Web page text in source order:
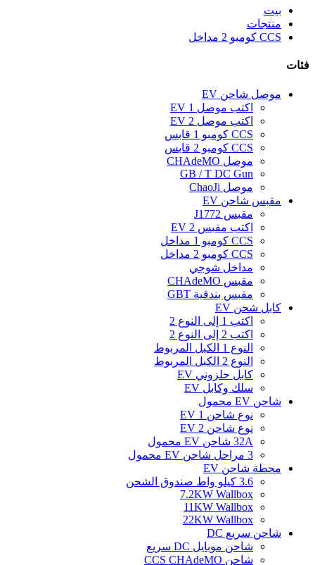
بيت
منتجات
CCS كومبو 2 مداخل
فئات
موصل شاحن EV
اكتب موصل 1 EV
اكتب موصل 2 EV
CCS كومبو 1 قابس
CCS كومبو 2 قابس
موصل CHAdeMO
GB / T DC Gun
موصل ChaoJi
مقبس شاحن EV
مقبس J1772
اكتب مقبس EV 2
CCS كومبو 1 مداخل
CCS كومبو 2 مداخل
مداخل شوجي
مقبس CHAdeMO
مقبس بندقية GBT
كابل شحن EV
اكتب 1 إلى النوع 2
اكتب 2 إلى النوع 2
النوع 1 الكبل المربوط
النوع 2 الكبل المربوط
كابل حلزوني EV
سلك وكابل EV
شاحن EV محمول
نوع شاحن EV 1
نوع شاحن EV 2
32A شاحن EV محمول
3 مراحل شاحن EV محمول
محطة شاحن EV
3.6 كيلو واط صندوق الشحن
7.2KW Wallbox
11KW Wallbox
22KW Wallbox
شاحن سريع DC
شاحن موبايل DC سريع
شاحن CCS CHAdeMO